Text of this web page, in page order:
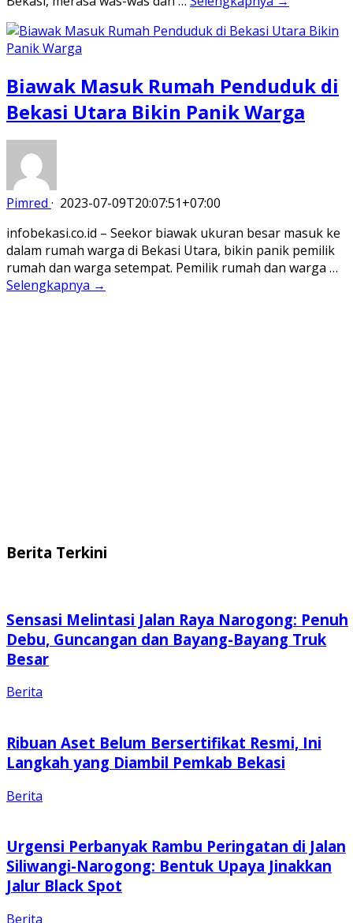
Biawak Masuk Rumah Penduduk di
Bekasi Utara Bikin Panik Warga
Pimred · 2023-07-09T20:07:51+07:00
infobekasi.co.id – Seekor biawak ukuran besar masuk ke
dalam rumah warga di Bekasi Utara, bikin panik pemilik
rumah dan warga setempat. Pemilik rumah dan warga …
Selengkapnya →
Berita Terkini
Sensasi Melintasi Jalan Raya Narogong: Penuh
Debu, Guncangan dan Bayang-Bayang Truk
Besar
Berita
Ribuan Aset Belum Bersertifikat Resmi, Ini
Langkah yang Diambil Pemkab Bekasi
Berita
Urgensi Perbanyak Rambu Peringatan di Jalan
Siliwangi-Narogong: Bentuk Upaya Jinakkan
Jalur Black Spot
Berita